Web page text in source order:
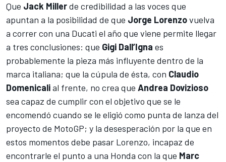
Que Jack Millerde credibilidad a las voces que
apuntan a la posibilidad de que Jorge Lorenzovuelva
a correr con una Ducati el año que viene permite llegar
a tres conclusiones: que Gigi Dall’Igna es
probablemente la pieza más influyente dentro de la
marca italiana; que la cúpula de ésta, con Claudio
Domenicalial frente, no crea que Andrea Dovizioso
sea capaz de cumplir con el objetivo que se le
encomendó cuando se le eligió como punta de lanza del
proyecto de MotoGP; y la desesperación por la que en
estos momentos debe pasar Lorenzo, incapaz de
encontrarle el punto a una Honda con la que Marc